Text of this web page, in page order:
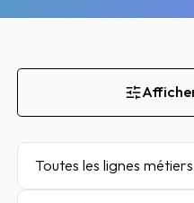
Toutes les lignes métiers